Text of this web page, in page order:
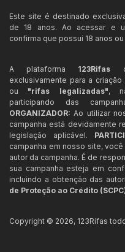
Este site é destinado
de 18 anos. Ao acessar e
confirma que possui 18 anos ou
A plataforma 123Rifas
exclusivamente para a
ou "rifas legalizadas",
participando das
ORGANIZADOR: Ao utilizar
campanha está devidamente
legislação aplicável.
campanha em nosso site,
autor da campanha. É de
sua campanha esteja em
incluindo a obtenção das
de Proteção ao Crédito
Copyright © 2026, 123Rifas